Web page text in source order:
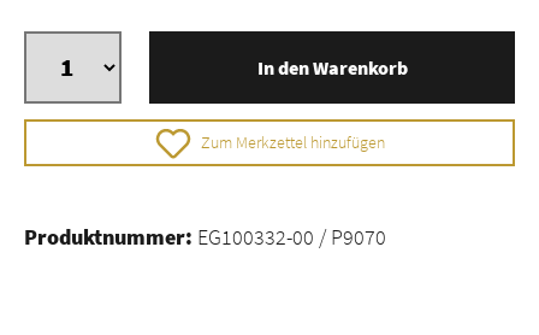
In den Warenkorb
Zum Merkzettel hinzufügen
Produktnummer: EG100332-00 / P9070